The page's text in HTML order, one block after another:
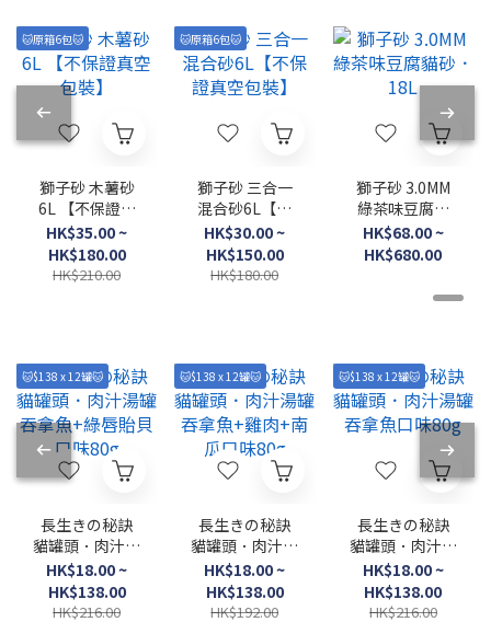
🐱原箱6包🐱
獅子砂 木薯砂
6L 【不保證真
空包裝】
HK$35.00 ~
HK$180.00
HK$210.00
🐱原箱6包🐱
獅子砂 三合一
混合砂6L【不
保證真空包裝】
HK$30.00 ~
HK$150.00
HK$180.00
獅子砂 3.0MM
綠茶味豆腐貓
砂．18L
HK$68.00 ~
HK$680.00
🐱$138 x 12罐🐱
長生きの秘訣
貓罐頭．肉汁湯
罐 吞拿魚+綠唇
貽貝口味80g
HK$18.00 ~
HK$138.00
HK$216.00
🐱$138 x 12罐🐱
長生きの秘訣
貓罐頭．肉汁湯
罐 吞拿魚+雞肉
+南瓜口味80g
HK$18.00 ~
HK$138.00
HK$192.00
🐱$138 x 12罐🐱
長生きの秘訣
貓罐頭．肉汁湯
罐 吞拿魚口味
80g
HK$18.00 ~
HK$138.00
HK$216.00